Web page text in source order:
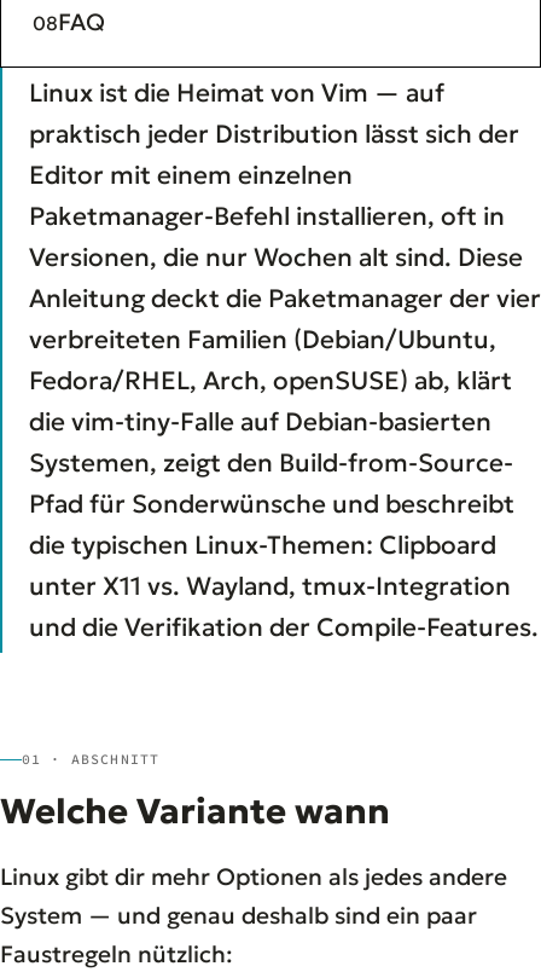
FAQ
Linux ist die Heimat von Vim — auf
praktisch jeder Distribution lässt sich der
Editor mit einem einzelnen
Paketmanager-Befehl installieren, oft in
Versionen, die nur Wochen alt sind. Diese
Anleitung deckt die Paketmanager der vier
verbreiteten Familien (Debian/Ubuntu,
Fedora/RHEL, Arch, openSUSE) ab, klärt
die vim-tiny-Falle auf Debian-basierten
Systemen, zeigt den Build-from-Source-
Pfad für Sonderwünsche und beschreibt
die typischen Linux-Themen: Clipboard
unter X11 vs. Wayland, tmux-Integration
und die Verifikation der Compile-Features.
01 · ABSCHNITT
Welche Variante wann
Linux gibt dir mehr Optionen als jedes andere
System — und genau deshalb sind ein paar
Faustregeln nützlich: